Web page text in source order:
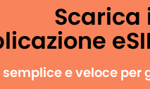
Scarica
e veloce per